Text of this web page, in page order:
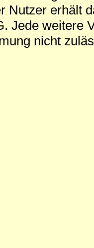
Nutzer erhält
Jede weitere
nicht